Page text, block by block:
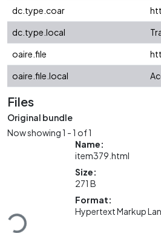
dc.type.coar
dc.type.local
oaire.file
oaire.file.local
Files
Original bundle
Now showing1 - 1 of 1
Loading...
Name:
item379.html
Size:
271 B
Format:
Hypertext Markup